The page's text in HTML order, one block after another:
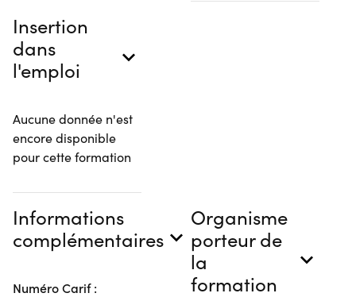
Insertion
dans
l'emploi
Aucune donnée n'est
encore disponible
pour cette formation
Informations
complémentaires
Numéro Carif :
Organisme
porteur de
la
formation